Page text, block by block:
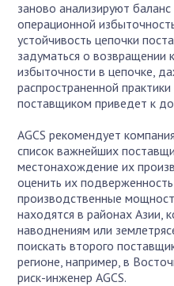
заново анализируют
операционной
устойчивость цепочки
задуматься о возвращении
избыточности в цепочке,
распространенной
поставщиком приведет к
AGCS рекомендует
список важнейших
местонахождение их
оценить их
производственные
находятся в районах Азии,
наводнениям или
поискать второго
регионе, например, в
риск-инженер AGCS.